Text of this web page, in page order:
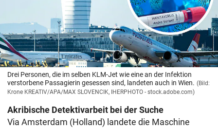
Drei Personen, die im selben KLM-Jet wie eine an der Infektion
verstorbene Passagierin gesessen sind, landeten auch in Wien. (Bild:
Krone KREATIV/APA/MAX SLOVENCIK, IHERPHOTO - stock.adobe.com)
Akribische Detektivarbeit bei der Suche
Via Amsterdam (Holland) landete die Maschine